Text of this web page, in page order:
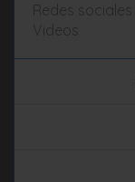
Redes sociales
Videos